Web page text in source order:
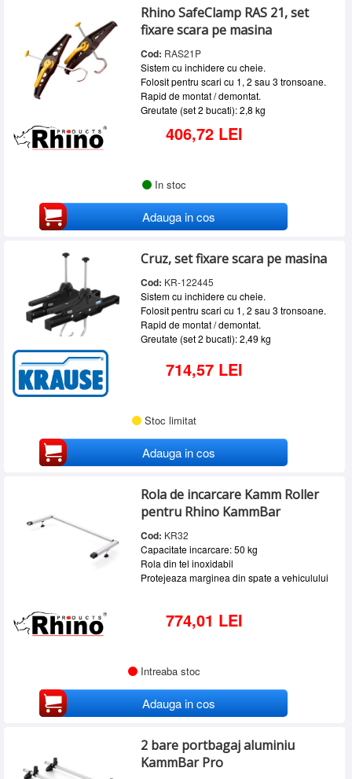
Rhino SafeClamp RAS 21, set
fixare scara pe masina
Cod: RAS21P
Sistem cu inchidere cu cheie.
Folosit pentru scari cu 1, 2 sau 3 tronsoane.
Rapid de montat / demontat.
Greutate (set 2 bucati): 2,8 kg
406,72 LEI
In stoc
Adauga in cos
Cruz, set fixare scara pe masina
Cod: KR-122445
Sistem cu inchidere cu cheie.
Folosit pentru scari cu 1, 2 sau 3 tronsoane.
Rapid de montat / demontat.
Greutate (set 2 bucati): 2,49 kg
714,57 LEI
Stoc limitat
Adauga in cos
Rola de incarcare Kamm Roller
pentru Rhino KammBar
Cod: KR32
Capacitate incarcare: 50 kg
Rola din tel inoxidabil
Protejeaza marginea din spate a vehiculului
774,01 LEI
Intreaba stoc
Adauga in cos
2 bare portbagaj aluminiu
KammBar Pro